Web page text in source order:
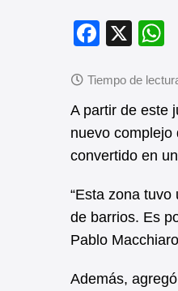
F
c
e
b
o
o
k
X
s
p
p
A partir de este
nuevo complejo
convertido en
“Esta zona
de barrios. Es
Pablo
Además,